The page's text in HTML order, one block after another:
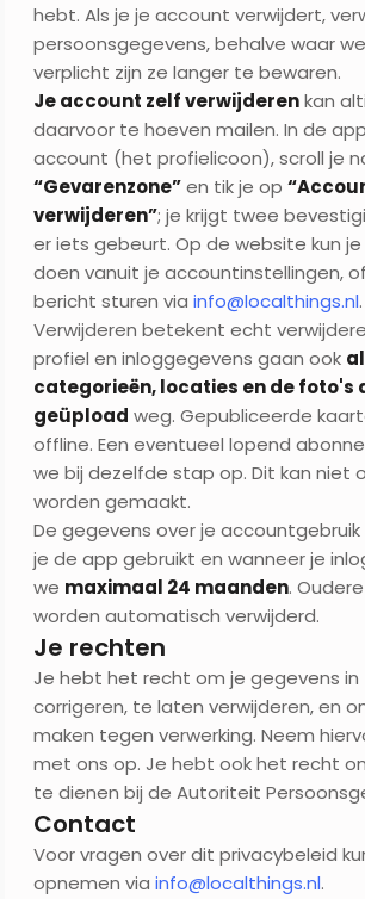
hebt. Als je je account verwijdert,
persoonsgegevens, behalve waar
verplicht zijn ze langer te bewaren.
Je account zelf verwijderenkan
daarvoor te hoeven mailen. In de
account (het profielicoon), scroll je
“Gevarenzone”en tik je op
verwijderen”; je krijgt twee
er iets gebeurt. Op de website kun
doen vanuit je accountinstellingen,
bericht sturen via info@localthings.nl.
Verwijderen betekent echt
profiel en inloggegevens gaan ook
categorieën, locaties en de foto's
geüpload weg. Gepubliceerde
offline. Een eventueel lopend
we bij dezelfde stap op. Dit kan niet
worden gemaakt.
De gegevens over je
je de app gebruikt en wanneer je
we maximaal 24 maanden.
worden automatisch verwijderd.
Je rechten
Je hebt het recht om je gegevens in
corrigeren, te laten verwijderen, en
maken tegen verwerking. Neem
met ons op. Je hebt ook het recht
te dienen bij de Autoriteit
Contact
Voor vragen over dit privacybeleid
opnemen via info@localthings.nl.